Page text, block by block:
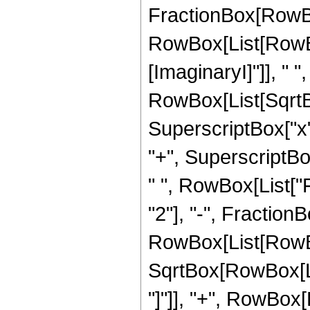
[ImaginaryI]"]], "
"+",
" ",
"2"], "-",
"]"]], "+",